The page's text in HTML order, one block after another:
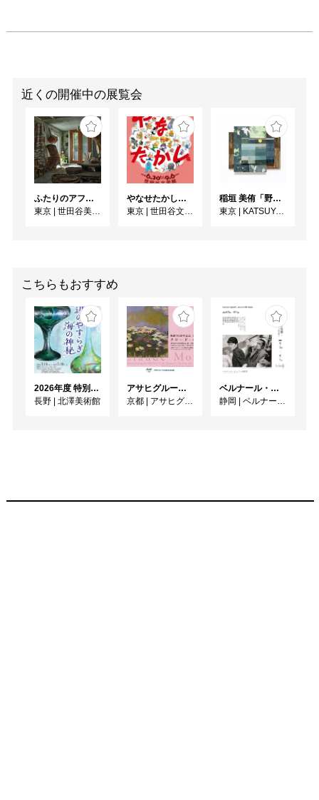
近くの開催中の展覧会
ふたりのアフリカ、手仕事の宇宙 人類学者・川田順造と陶芸作家・小川待子のコレクション
東京
世田谷美術館
やなせたかし展 人生はよろこばせごっこ
東京
世田谷文学館
稲垣 美侑「野辺」
東京
KATSUYA SUSUKI GALLERY
こちらもおすすめ
2026年度 特別展「ガレとドーム、アール･ヌーヴォーのガラス 水辺のやすらぎ、海の神秘」
長野
北澤美術館
アサヒグループ大山崎山荘美術館 開館30周年記念展「没後100年 クロード・モネ」
京都
アサヒグループ大山崎山荘美術館
ベルナール・ビュフェと写真 ーカメラがとらえたビュフェとその時代、そして21 世紀へ
静岡
ベルナール・ビュフェ美術館